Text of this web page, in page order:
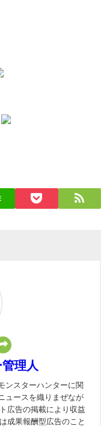
理人
ンスターハンターに関
ュースを織りまぜなが
広告の掲載により収益
成果報酬型広告のこと